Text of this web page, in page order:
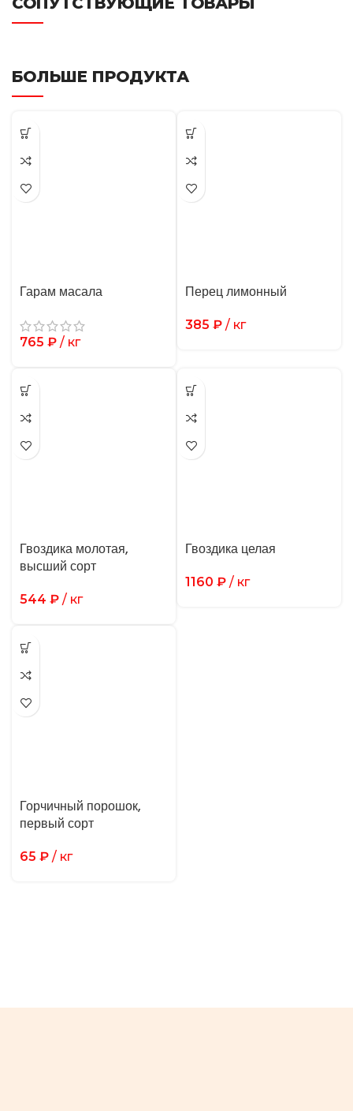
БОЛЬШЕ ПРОДУКТА
Гарам масала
765 ₽ / кг
Перец лимонный
385 ₽ / кг
Гвоздика молотая,
высший сорт
544 ₽ / кг
Гвоздика целая
1160 ₽ / кг
Горчичный порошок,
первый сорт
65 ₽ / кг